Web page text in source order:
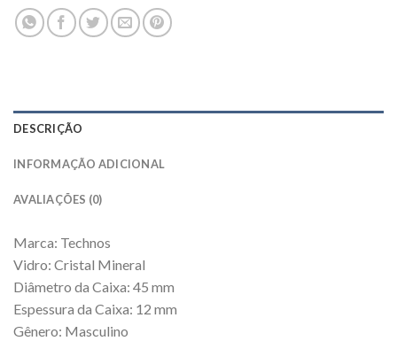
DESCRIÇÃO
INFORMAÇÃO ADICIONAL
AVALIAÇÕES (0)
Marca: Technos
Vidro: Cristal Mineral
Diâmetro da Caixa: 45 mm
Espessura da Caixa: 12 mm
Gênero: Masculino